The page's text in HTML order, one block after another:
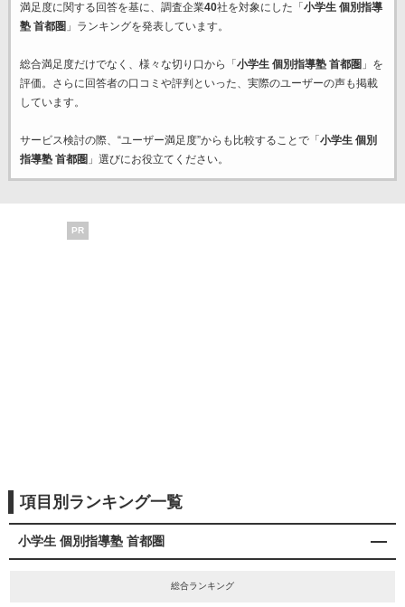
満足度に関する回答を基に、調査企業40社を対象にした「 小学生 個別指導
塾 首都圏 」ランキングを発表しています。
総合満足度だけでなく、様々な切り口から「 小学生 個別指導塾 首都圏 」を
評価。さらに回答者の口コミや評判といった、実際のユーザーの声も掲載
しています。
サービス検討の際、“ユーザー満足度”からも比較することで「 小学生 個別
指導塾 首都圏 」選びにお役立てください。
PR
項目別ランキング一覧
小学生 個別指導塾 首都圏
総合ランキング